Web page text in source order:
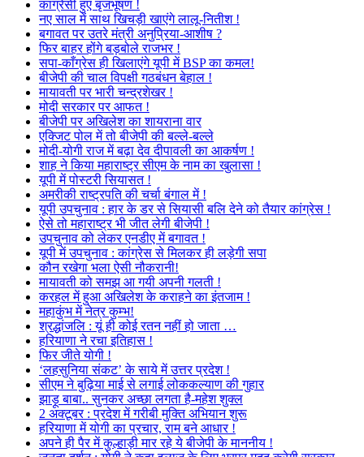
कांग्रेसी हुए बृजभूषण !
नए साल में साथ खिचड़ी खाएंगे लालू-नितीश !
बगावत पर उतरे मंत्री अनुप्रिया-आशीष ?
फिर बाहर होंगे बड़बोले राजभर !
सपा-काँग्रेस ही खिलाएंगे यूपी में BSP का कमल!
बीजेपी की चाल विपक्षी गठबंधन बेहाल !
मायावती पर भारी चन्द्रशेखर !
मोदी सरकार पर आफत !
बीजेपी पर अखिलेश का शायराना वार
एक्जिट पोल में तो बीजेपी की बल्ले-बल्ले
मोदी-योगी राज में बढ़ा देव दीपावली का आकर्षण !
शाह ने किया महाराष्ट्र सीएम के नाम का खुलासा !
यूपी में पोस्टरी सियासत !
अमरीकी राष्ट्रपति की चर्चा बंगाल में !
यूपी उपचुनाव : हार के डर से सियासी बलि देने को तैयार कांग्रेस !
ऐसे तो महाराष्ट्र भी जीत लेगी बीजेपी !
उपचुनाव को लेकर एनडीए में बगावत !
यूपी में उपचुनाव : कांग्रेस से मिलकर ही लड़ेगी सपा
कौन रखेगा भला ऐसी नौकरानी!
मायावती को समझ आ गयी अपनी गलती !
करहल में हुआ अखिलेश के कराहने का इंतजाम !
महाकुंभ में नेत्र कुम्भ!
श्रद्धांजलि : यूं ही कोई रतन नहीं हो जाता …
हरियाणा ने रचा इतिहास !
फिर जीते योगी !
‘लहसुनिया संकट’ के साये में उत्तर प्रदेश !
सीएम ने बुढ़िया माई से लगाई लोककल्याण की गुहार
झाड़ू बाबा.. सुनकर अच्छा लगता है-महेश शुक्ल
2 अक्टूबर : प्रदेश में गरीबी मुक्ति अभियान शुरू
हरियाणा में योगी का प्रचार, राम बने आधार !
अपने ही पैर में कुल्हाड़ी मार रहे ये बीजेपी के माननीय !